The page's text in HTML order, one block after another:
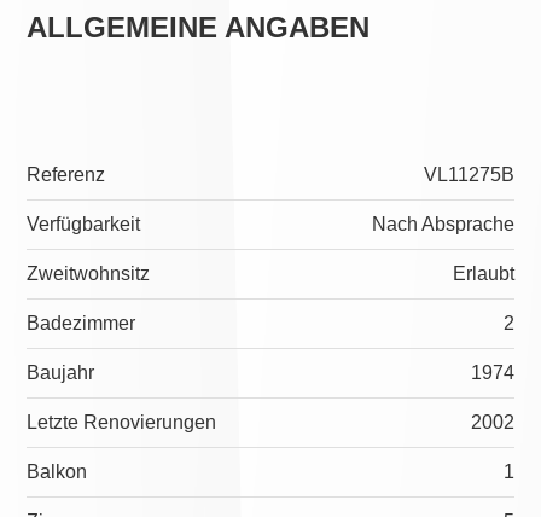
ALLGEMEINE ANGABEN
Referenz VL11275B
Verfügbarkeit Nach Absprache
Zweitwohnsitz Erlaubt
Badezimmer 2
Baujahr 1974
Letzte Renovierungen 2002
Balkon 1